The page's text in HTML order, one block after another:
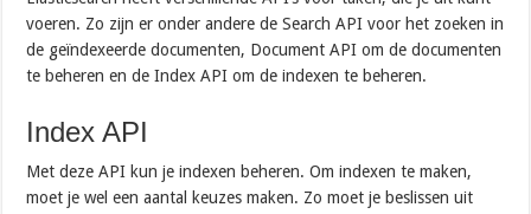
voeren. Zo zijn er onder andere de Search API voor het zoeken in
de geïndexeerde documenten, Document API om de documenten
te beheren en de Index API om de indexen te beheren.
Index API
Met deze API kun je indexen beheren. Om indexen te maken,
moet je wel een aantal keuzes maken. Zo moet je beslissen uit